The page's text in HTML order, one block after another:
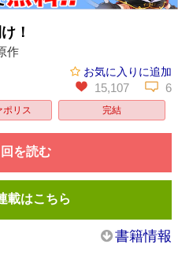
！
作
お気に入りに追加
15,107 6
ポリス 完結
を読む
載はこちら
書籍情報